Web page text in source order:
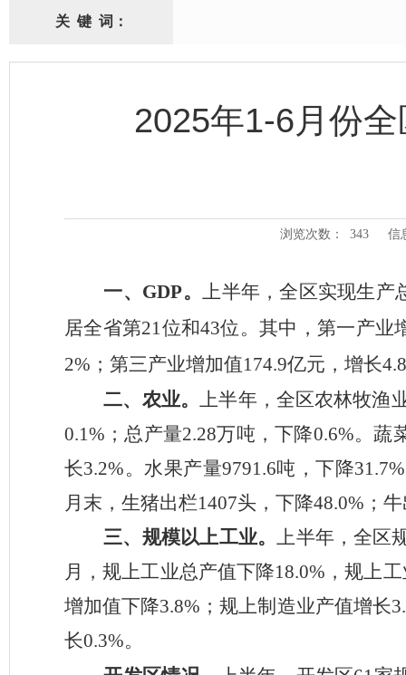
关 键 词：
2025年1-6月份
浏览次数： 343 信
一、 GDP。上半年，全区实现生产
居全省第21位和43位 。其中，第一产业
2% ；第三产业增加值174.9亿元，增长4.8
二、农业。上半年 ，全区农林牧渔
0.1% ；总产量2.28万吨，下降0.6%。蔬
长3.2%。水果产量9791.6吨，下降31.7%
月末，生猪出栏1407头，下降48.0% ；
三、 规模以上工业。上半年， 全区
月，规上工业总产值下降18.0% ，规上
增加值下降3.8% ；规上制造业产值增长3.
长0.3%。